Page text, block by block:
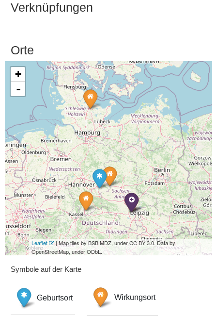
Verknüpfungen
Orte
+
-
Leaflet
| Map tiles by BSB MDZ, under CC BY 3.0. Data by
OpenStreetMap, under ODbL.
Symbole auf der Karte
Geburtsort Wirkungsort